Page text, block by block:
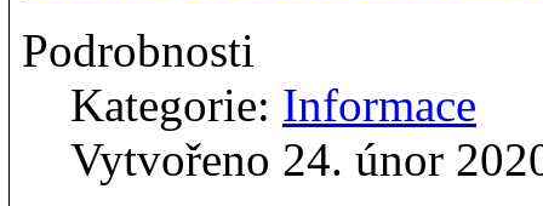
Podrobnosti
Kategorie: Informace
Vytvořeno 24. únor